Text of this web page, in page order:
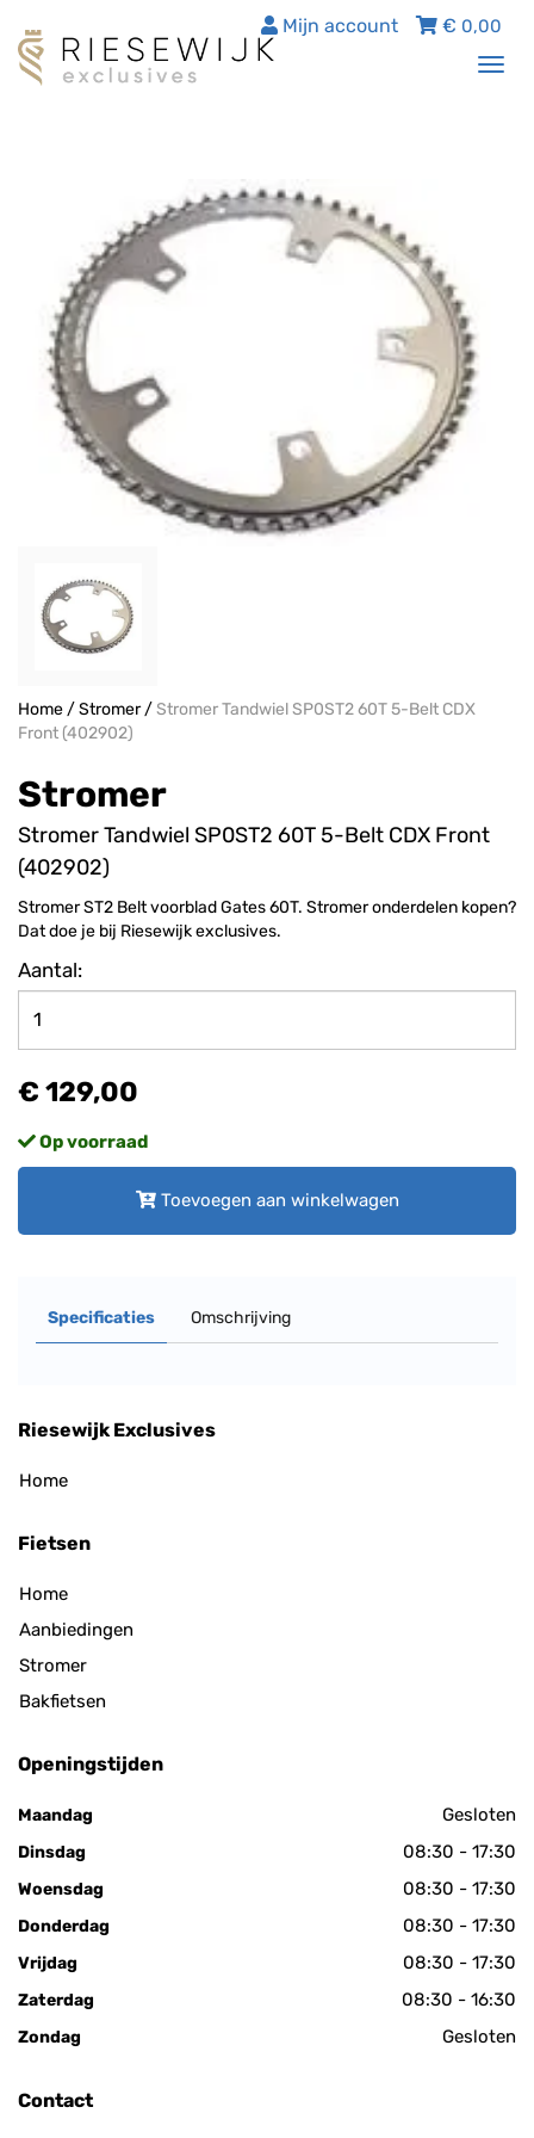
€ 0,00
Mijn account
Home/Stromer/Stromer Tandwiel SP0ST2 60T 5-Belt CDX
Front (402902)
Stromer
Stromer Tandwiel SP0ST2 60T 5-Belt CDX Front
(402902)
Stromer ST2 Belt voorblad Gates 60T. Stromer onderdelen kopen?
Dat doe je bij Riesewijk exclusives.
Aantal:
€ 129,00
Op voorraad
Toevoegen aan winkelwagen
Specificaties Omschrijving
Riesewijk Exclusives
Home
Fietsen
Home
Aanbiedingen
Stromer
Bakfietsen
Openingstijden
Maandag Gesloten
Dinsdag 08:30 - 17:30
Woensdag 08:30 - 17:30
Donderdag 08:30 - 17:30
Vrijdag 08:30 - 17:30
Zaterdag 08:30 - 16:30
Zondag Gesloten
Contact